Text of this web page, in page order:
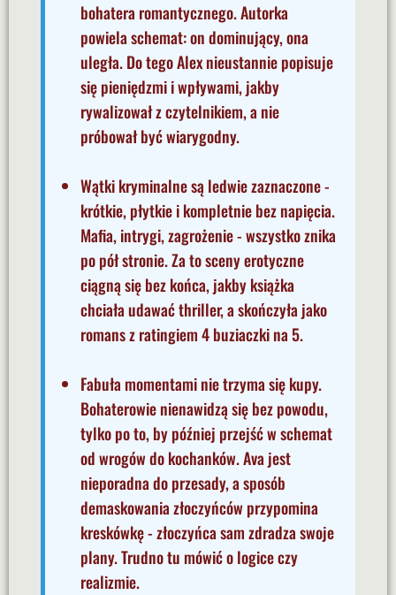
bohatera romantycznego. Autorka
powiela schemat: on dominujący, ona
uległa. Do tego Alex nieustannie popisuje
się pieniędzmi i wpływami, jakby
rywalizował z czytelnikiem, a nie
próbował być wiarygodny.
Wątki kryminalne są ledwie zaznaczone -
krótkie, płytkie i kompletnie bez napięcia.
Mafia, intrygi, zagrożenie - wszystko znika
po pół stronie. Za to sceny erotyczne
ciągną się bez końca, jakby książka
chciała udawać thriller, a skończyła jako
romans z ratingiem 4 buziaczki na 5.
Fabuła momentami nie trzyma się kupy.
Bohaterowie nienawidzą się bez powodu,
tylko po to, by później przejść w schemat
od wrogów do kochanków. Ava jest
nieporadna do przesady, a sposób
demaskowania złoczyńców przypomina
kreskówkę - złoczyńca sam zdradza swoje
plany. Trudno tu mówić o logice czy
realizmie.